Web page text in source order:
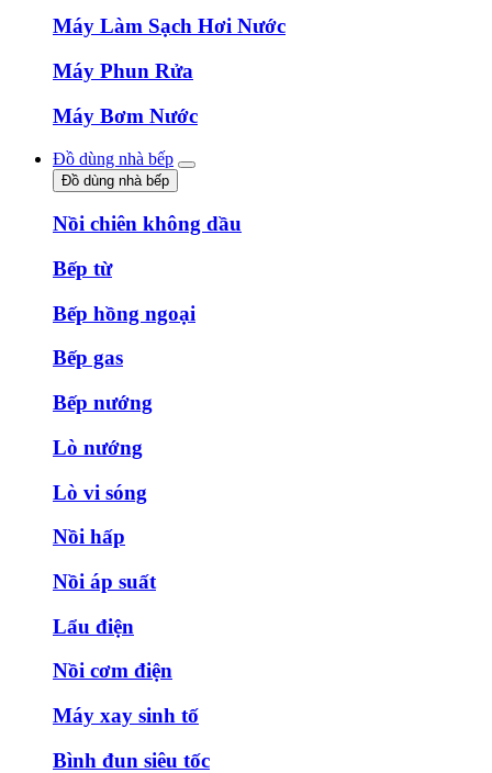
Máy Làm Sạch Hơi Nước
Máy Phun Rửa
Máy Bơm Nước
Đồ dùng nhà bếp
Đồ dùng nhà bếp
Nồi chiên không dầu
Bếp từ
Bếp hồng ngoại
Bếp gas
Bếp nướng
Lò nướng
Lò vi sóng
Nồi hấp
Nồi áp suất
Lẩu điện
Nồi cơm điện
Máy xay sinh tố
Bình đun siêu tốc